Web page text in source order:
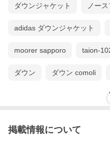
ダウンジャケット ノー
adidas ダウンジャケット
moorer sapporo taion-
ダウン ダウン comoli
掲載情報について